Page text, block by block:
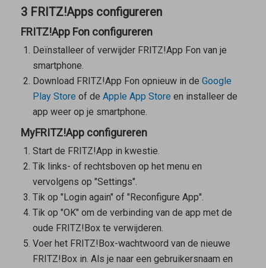
3 FRITZ!Apps configureren
FRITZ!App Fon configureren
Deïnstalleer of verwijder FRITZ!App Fon van je
smartphone.
Download FRITZ!App Fon opnieuw in de Google
Play Store of de Apple App Store en installeer de
app weer op je smartphone.
MyFRITZ!App configureren
Start de FRITZ!App in kwestie.
Tik links- of rechtsboven op het menu en
vervolgens op "Settings".
Tik op "Login again" of "Reconfigure App".
Tik op "OK" om de verbinding van de app met de
oude FRITZ!Box te verwijderen.
Voer het FRITZ!Box-wachtwoord van de nieuwe
FRITZ!Box in. Als je naar een gebruikersnaam en